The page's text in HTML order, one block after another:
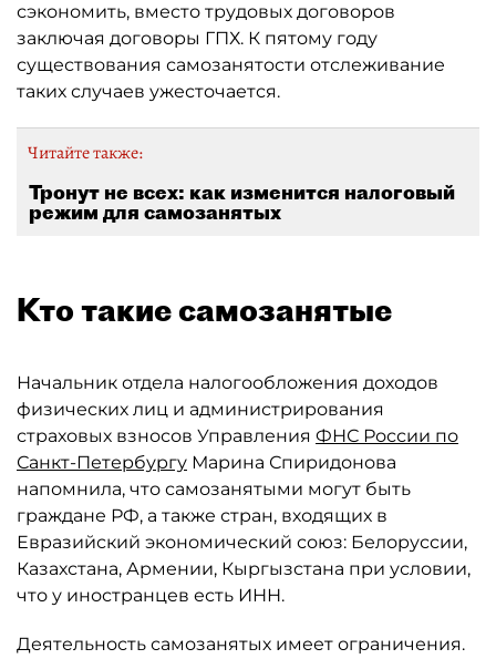
сэкономить, вместо трудовых договоров
заключая договоры ГПХ. К пятому году
существования самозанятости отслеживание
таких случаев ужесточается.
Читайте также:
Тронут не всех: как изменится налоговый
режим для самозанятых
Кто такие самозанятые
Начальник отдела налогообложения доходов
физических лиц и администрирования
страховых взносов Управления ФНС России по
Санкт-Петербургу Марина Спиридонова
напомнила, что самозанятыми могут быть
граждане РФ, а также стран, входящих в
Евразийский экономический союз: Белоруссии,
Казахстана, Армении, Кыргызстана при условии,
что у иностранцев есть ИНН.
Деятельность самозанятых имеет ограничения.